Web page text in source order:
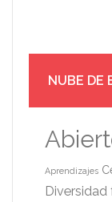
NUBE DE
Aprendizajes